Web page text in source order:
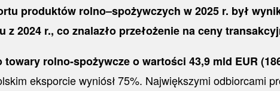
produktów rolno–spożywczych w 2025 r. był
2024 r., co znalazło przełożenie na ceny
towary rolno-spożywcze o wartości 43,9 mld EUR
eksporcie wyniósł 75%. Największymi odbiorcami